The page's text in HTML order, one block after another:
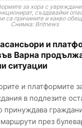
за хора с
създавайки
са причините и какво
Снимка: Bntnews
и
Варна
ситуации
и платформите
в подлезите
принуждава
през